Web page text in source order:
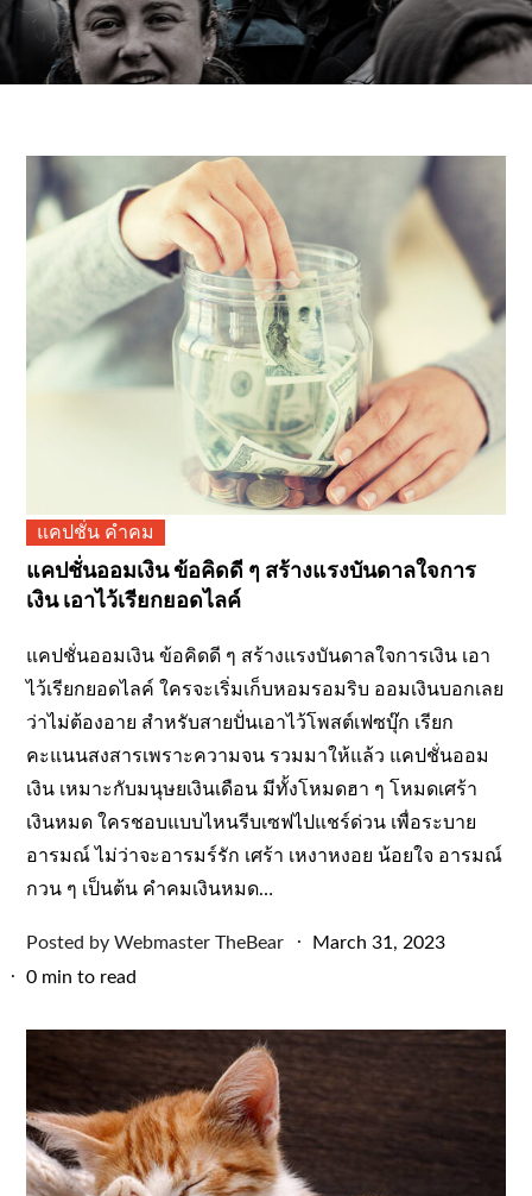
แคปชั่น คำคม
แคปชั่นออมเงิน ข้อคิดดี ๆ สร้างแรงบันดาลใจการ
เงิน เอาไว้เรียกยอดไลค์
แคปชั่นออมเงิน ข้อคิดดี ๆ สร้างแรงบันดาลใจการเงิน เอา
ไว้เรียกยอดไลค์ ใครจะเริ่มเก็บหอมรอมริบ ออมเงินบอกเลย
ว่าไม่ต้องอาย สำหรับสายปั่นเอาไว้โพสต์เฟซบุ๊ก เรียก
คะแนนสงสารเพราะความจน รวมมาให้แล้ว แคปชั่นออม
เงิน เหมาะกับมนุษยเงินเดือน มีทั้งโหมดฮา ๆ โหมดเศร้า
เงินหมด ใครชอบแบบไหนรีบเซฟไปแชร์ด่วน เพื่อระบาย
อารมณ์ ไม่ว่าจะอารมร์รัก เศร้า เหงาหงอย น้อยใจ อารมณ์
กวน ๆ เป็นต้น คำคมเงินหมด…
Posted byWebmaster TheBear
Posted
March 31, 2023
0 min to read